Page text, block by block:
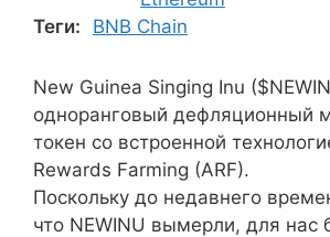
Теги:
BNB Chain
New Guinea Singing Inu
одноранговый дефляционный
токен со встроенной
Rewards Farming (ARF).
Поскольку до недавнего
что NEWINU вымерли, для нас